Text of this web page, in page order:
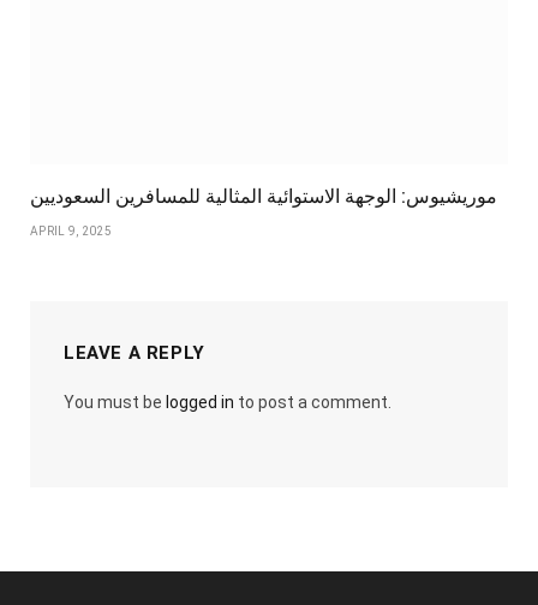
موريشيوس: الوجهة الاستوائية المثالية للمسافرين السعوديين
APRIL 9, 2025
LEAVE A REPLY
You must be logged in to post a comment.